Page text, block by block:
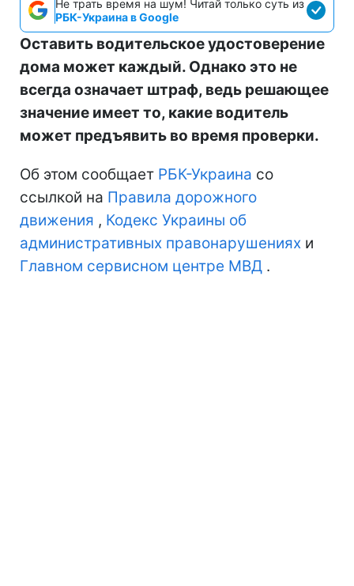
Не трать время на шум! Читай только суть из
РБК-Украина в Google
Оставить водительское удостоверение
дома может каждый. Однако это не
всегда означает штраф, ведь решающее
значение имеет то, какие водитель
может предъявить во время проверки.
Об этом сообщает РБК-Украина со
ссылкой на Правила дорожного
движения , Кодекс Украины об
административных правонарушениях и
Главном сервисном центре МВД .